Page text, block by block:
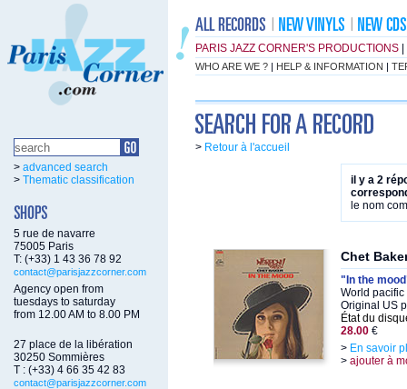
PARIS JAZZ CORNER'S PRODUCTIONS
WHO ARE WE ? | HELP & INFORMATION |
> advanced search
> Thematic classification
5 rue de navarre
75005 Paris
T: (+33) 1 43 36 78 92
contact@parisjazzcorner.com
Agency open from
tuesdays to saturday
from 12.00 AM to 8.00 PM
27 place de la libération
30250 Sommières
T : (+33) 4 66 35 42 83
contact@parisjazzcorner.com
> Retour à l'accueil
il y a 2
le nom
Chet
"In the
World
Original US
État du
28.00 €
> En savoir
> ajouter à